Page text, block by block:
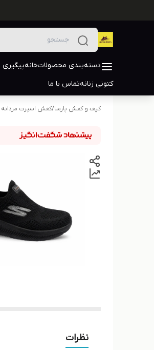
دسته‌بندی محصولاتخانه
کتونی زنانهتماس با ما
کیف و کفش پارسا/کفش اسپرت مردانه
نظرات